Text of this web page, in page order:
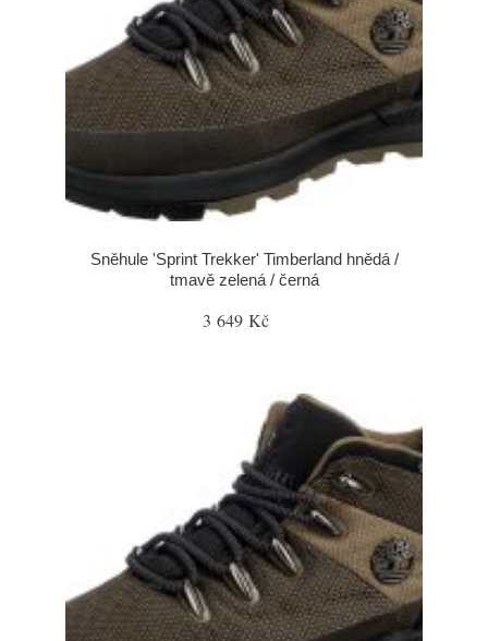
Sněhule 'Sprint Trekker' Timberland hnědá /
tmavě zelená / černá
3 649 Kč